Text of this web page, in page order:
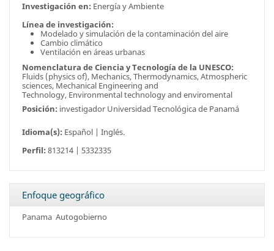
Investigación en: Energía y Ambiente
Línea de investigación:
Modelado y simulación de la contaminación del aire
Cambio climático
Ventilación en áreas urbanas
Nomenclatura de Ciencia y Tecnología de la UNESCO:
Fluids (physics of), Mechanics, Thermodynamics, Atmospheric
sciences, Mechanical Engineering and
Technology, Environmental technology and enviromental
Posición: investigador Universidad Tecnológica de Panamá
Idioma(s): Español | Inglés.
Perfil: 813214 | 5332335
Enfoque geográfico
Panama Autogobierno